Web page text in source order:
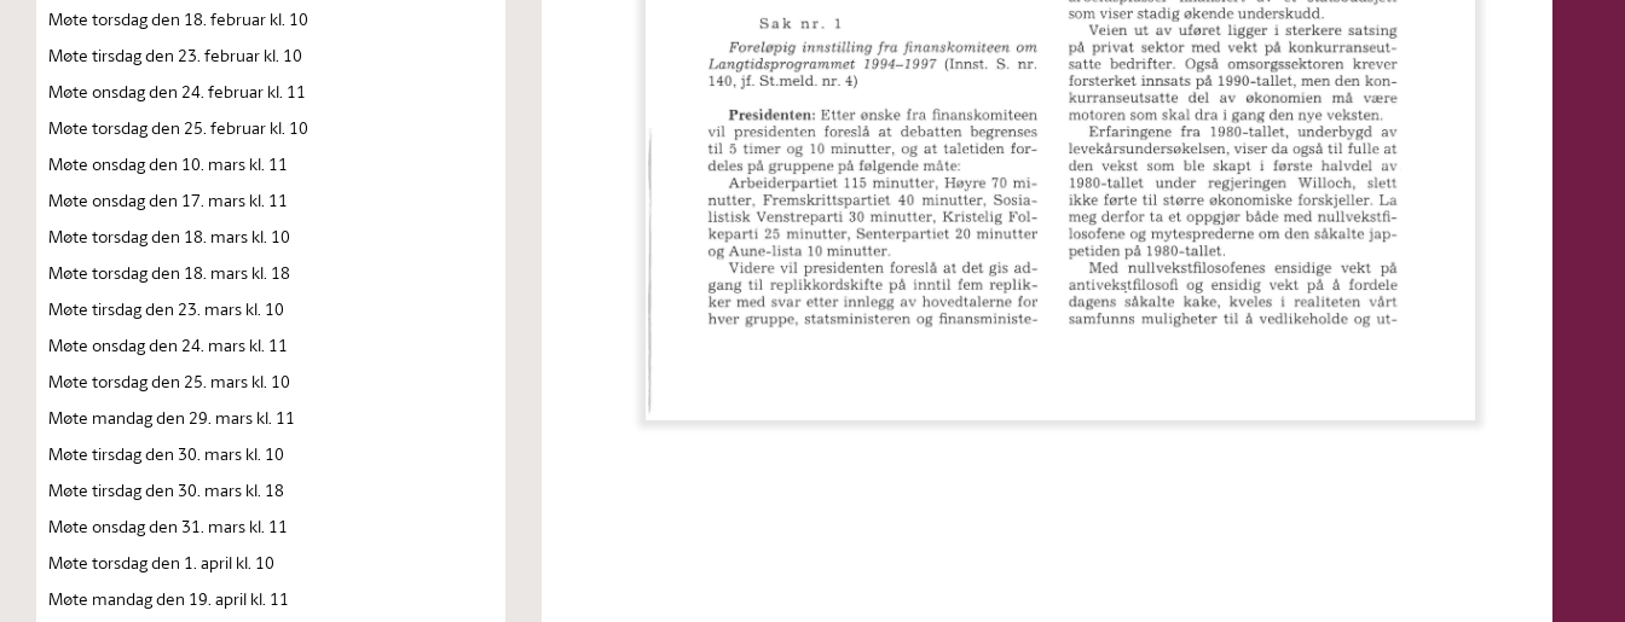
Møte torsdag den 18. februar kl. 10
Møte tirsdag den 23. februar kl. 10
Møte onsdag den 24. februar kl. 11
Møte torsdag den 25. februar kl. 10
Møte onsdag den 10. mars kl. 11
Møte onsdag den 17. mars kl. 11
Møte torsdag den 18. mars kl. 10
Møte torsdag den 18. mars kl. 18
Møte tirsdag den 23. mars kl. 10
Møte onsdag den 24. mars kl. 11
Møte torsdag den 25. mars kl. 10
Møte mandag den 29. mars kl. 11
Møte tirsdag den 30. mars kl. 10
Møte tirsdag den 30. mars kl. 18
Møte onsdag den 31. mars kl. 11
Møte torsdag den 1. april kl. 10
Møte mandag den 19. april kl. 11